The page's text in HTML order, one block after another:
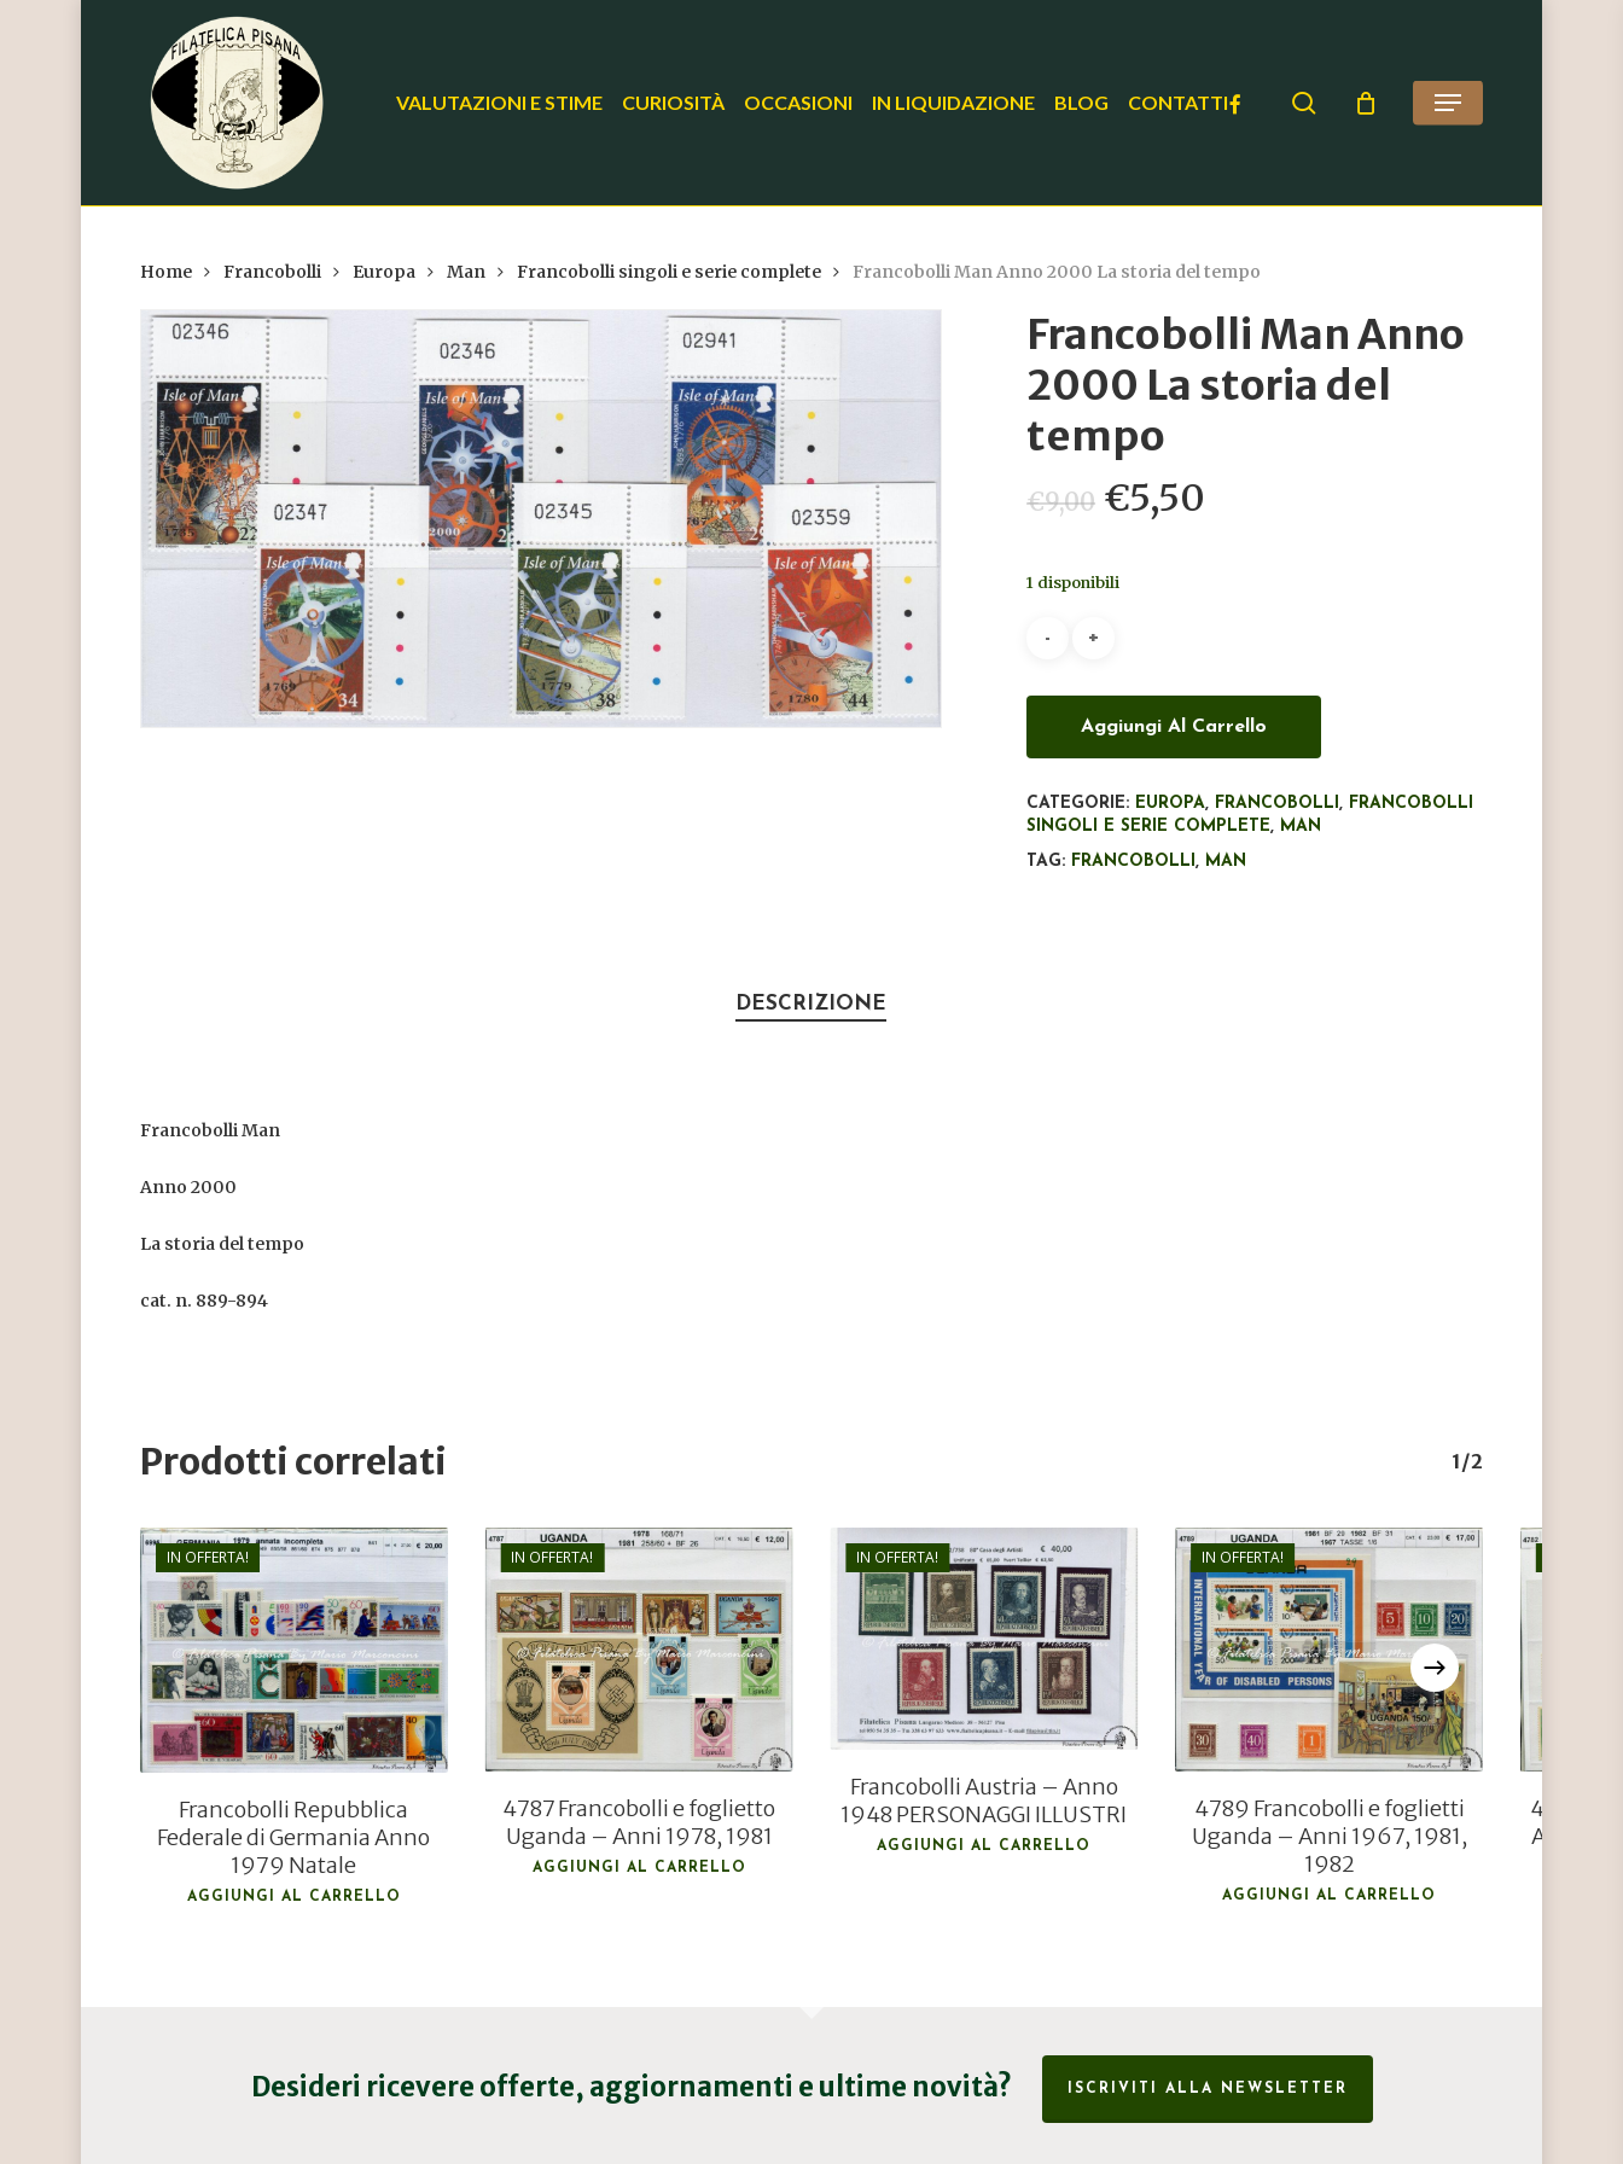
Hit enter to search or ESC to close
VALUTAZIONI E STIME CURIOSITÀ OCCASIONI IN LIQUIDAZIONE BLOG CONTATTIFACEBOOK search Menu
Home Francobolli Europa Man Francobolli singoli e serie complete Francobolli Man Anno 2000 La storia del tempo
Francobolli Man Anno
2000 La storia del
tempo
€9,00 Il
prezzo
originale
€5,50
1 disponibili
Aggiungi Al Carrello
CATEGORIE: EUROPA, FRANCOBOLLI, FRANCOBOLLI
SINGOLI E SERIE COMPLETE, MAN
TAG: FRANCOBOLLI, MAN
DESCRIZIONE
Francobolli Man
Anno 2000
La storia del tempo
cat. n. 889-894
Prodotti correlati 1/2
IN OFFERTA!
€24,00
€16,00
Francobolli Repubblica
Federale di Germania Anno
1979 Natale
AGGIUNGI AL CARRELLO
IN OFFERTA!
€12,00
€8,30
4787 Francobolli e foglietto
Uganda – Anni 1978, 1981
AGGIUNGI AL CARRELLO
IN OFFERTA!
€40,00
€28,00
Francobolli Austria – Anno
1948 PERSONAGGI ILLUSTRI
AGGIUNGI AL CARRELLO
IN OFFERTA!
€17,00
€11,50
4789 Francobolli e foglietti
Uganda – Anni 1967, 1981,
1982
AGGIUNGI AL CARRELLO
4782
Anno
Desideri ricevere offerte, aggiornamenti e ultime novità? ISCRIVITI ALLA NEWSLETTER